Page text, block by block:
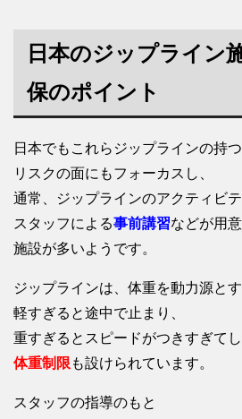
日本のジップライン
保のポイント
日本でもこれらジップラインの持つ
リスクの面にもフォーカスし、
通常、ジップラインのアクティビ
スタッフによる事前講習などが用
施設が多いようです。
ジップラインは、体重を動力源とす
軽すぎると途中で止まり、
重すぎるとスピードがつきすぎてし
体重制限 も設けられています。
スタッフの指導のもと